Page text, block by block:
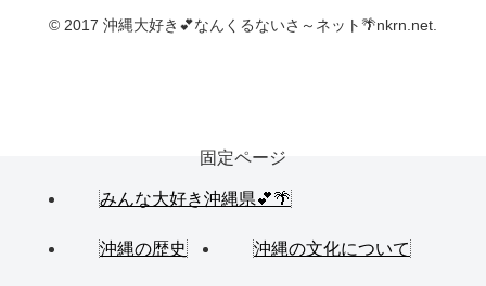
© 2017 沖縄大好き💕なんくるないさ～ネット🌴nkrn.net.
固定ページ
みんな大好き沖縄県💕🌴
沖縄の歴史 沖縄の文化について